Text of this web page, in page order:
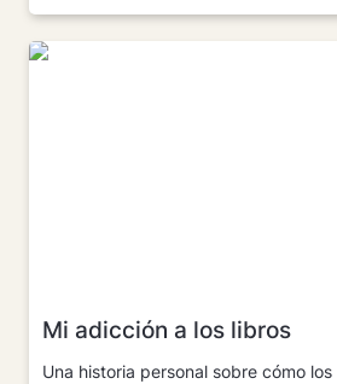
Mi adicción a los libros
Mi adicción a los libros
Una historia personal sobre cómo los